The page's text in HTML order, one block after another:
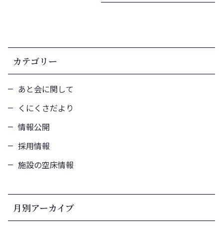
カテゴリー
あと会に関して
くにくさだより
情報公開
採用情報
施設の空床情報
月別アーカイブ